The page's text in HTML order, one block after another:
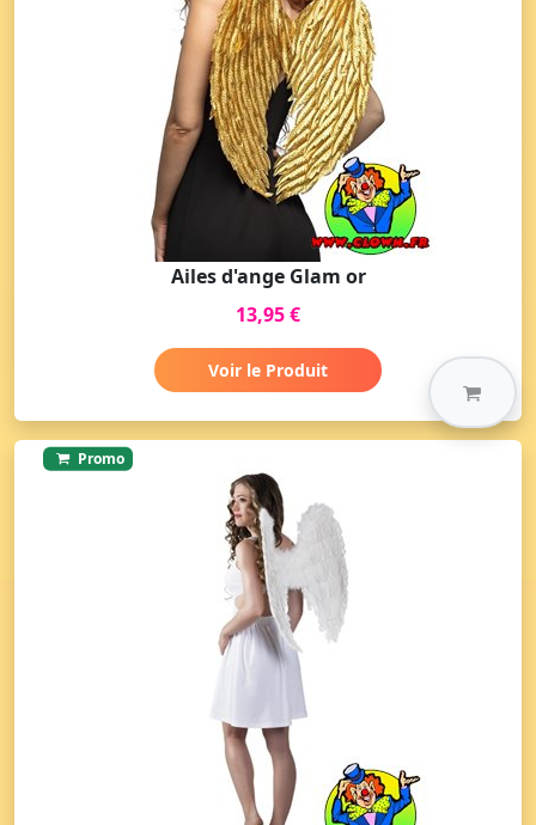
Ailes d'ange Glam or
13,95 €
Voir le Produit
Promo